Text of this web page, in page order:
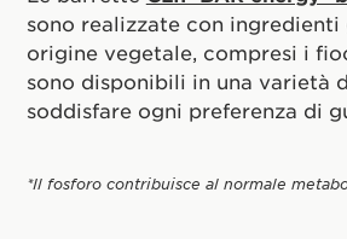
sono realizzate con ingredienti
origine vegetale, compresi i
sono disponibili in una varietà
soddisfare ogni preferenza di
*Il fosforo contribuisce al normale